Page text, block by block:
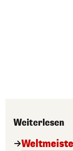
Weiterlesen